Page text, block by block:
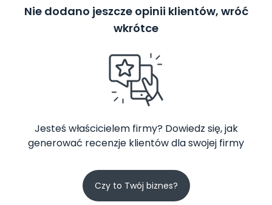
Nie dodano jeszcze opinii klientów, wróć
wkrótce
Jesteś właścicielem firmy? Dowiedz się, jak
generować recenzje klientów dla swojej firmy
Czy to Twój biznes?